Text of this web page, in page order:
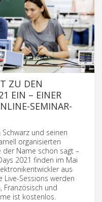
ZU DEN
EIN – EINER
SEMINAR-
und seinen
organisierten
der Name schon sagt –
2021 finden im Mai
aus
Live-Sessions werden
Französisch und
ist kostenlos.